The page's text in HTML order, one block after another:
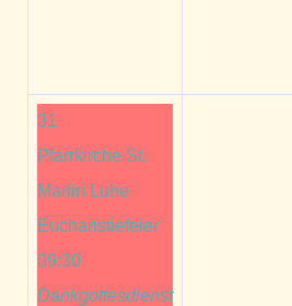
31
Pfarrkirche St.
Martin Luhe
Eucharistiefeier
09:30
Dankgottesdienst